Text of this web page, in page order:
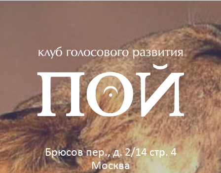
Брюсов пер., д. 2/14 стр. 4
Москва